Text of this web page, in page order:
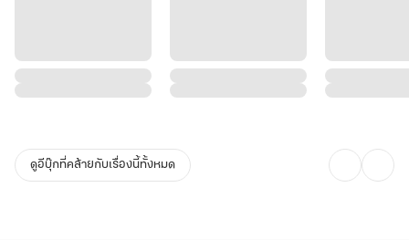
ดูอีบุ๊กที่คล้ายกับเรื่องนี้ทั้งหมด